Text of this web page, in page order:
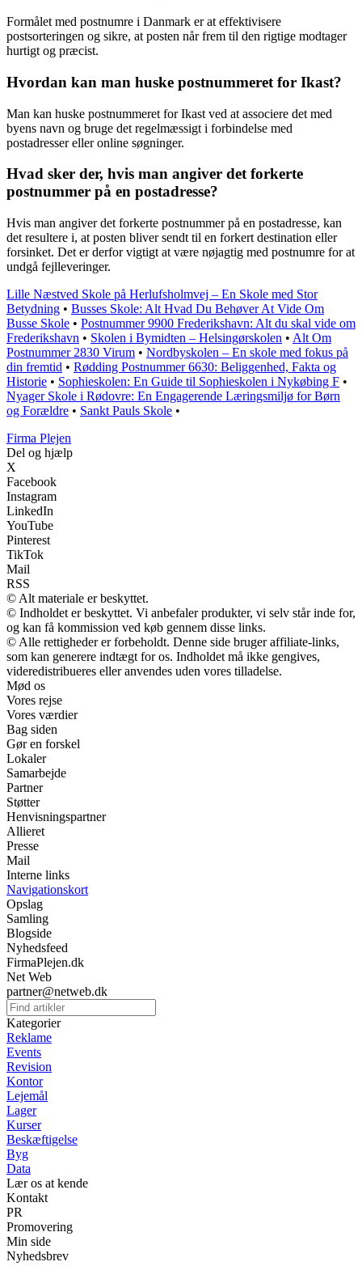
Formålet med postnumre i Danmark er at effektivisere
postsorteringen og sikre, at posten når frem til den rigtige modtager
hurtigt og præcist.
Hvordan kan man huske postnummeret for Ikast?
Man kan huske postnummeret for Ikast ved at associere det med
byens navn og bruge det regelmæssigt i forbindelse med
postadresser eller online søgninger.
Hvad sker der, hvis man angiver det forkerte
postnummer på en postadresse?
Hvis man angiver det forkerte postnummer på en postadresse, kan
det resultere i, at posten bliver sendt til en forkert destination eller
forsinket. Det er derfor vigtigt at være nøjagtig med postnumre for at
undgå fejlleveringer.
Lille Næstved Skole på Herlufsholmvej – En Skole med Stor
Betydning • Busses Skole: Alt Hvad Du Behøver At Vide Om
Busse Skole • Postnummer 9900 Frederikshavn: Alt du skal vide om
Frederikshavn • Skolen i Bymidten – Helsingørskolen • Alt Om
Postnummer 2830 Virum • Nordbyskolen – En skole med fokus på
din fremtid • Rødding Postnummer 6630: Beliggenhed, Fakta og
Historie • Sophieskolen: En Guide til Sophieskolen i Nykøbing F •
Nyager Skole i Rødovre: En Engagerende Læringsmiljø for Børn
og Forældre • Sankt Pauls Skole •
Firma Plejen
Del og hjælp
X
Facebook
Instagram
LinkedIn
YouTube
Pinterest
TikTok
Mail
RSS
© Alt materiale er beskyttet.
© Indholdet er beskyttet. Vi anbefaler produkter, vi selv står inde for,
og kan få kommission ved køb gennem disse links.
© Alle rettigheder er forbeholdt. Denne side bruger affiliate-links,
som kan generere indtægt for os. Indholdet må ikke gengives,
videredistribueres eller anvendes uden vores tilladelse.
Mød os
Vores rejse
Vores værdier
Bag siden
Gør en forskel
Lokaler
Samarbejde
Partner
Støtter
Henvisningspartner
Allieret
Presse
Mail
Interne links
Navigationskort
Opslag
Samling
Blogside
Nyhedsfeed
FirmaPlejen.dk
Net Web
partner@netweb.dk
Kategorier
Reklame
Events
Revision
Kontor
Lejemål
Lager
Kurser
Beskæftigelse
Byg
Data
Lær os at kende
Kontakt
PR
Promovering
Min side
Nyhedsbrev